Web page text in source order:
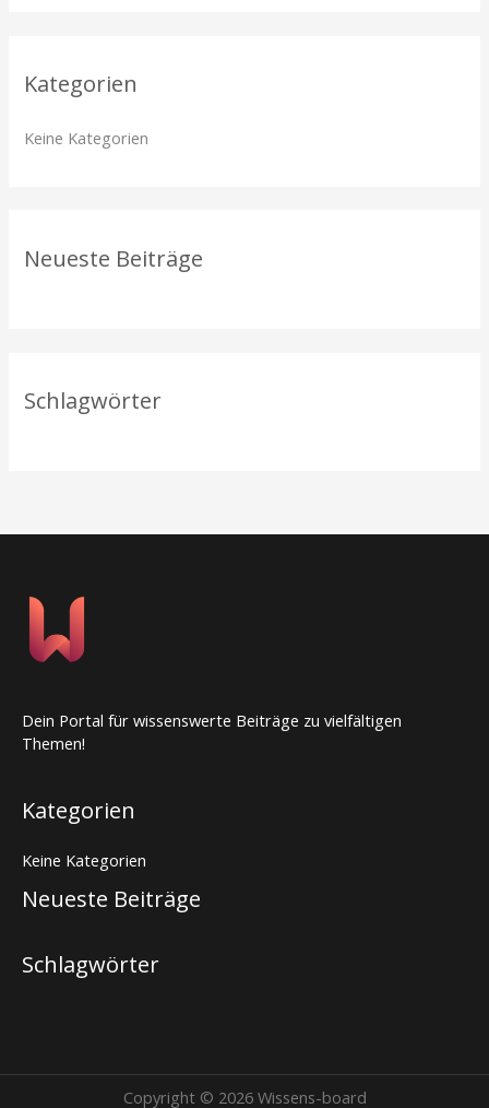
e
n
Kategorien
Keine Kategorien
Neueste Beiträge
Schlagwörter
Dein Portal für wissenswerte Beiträge zu vielfältigen
Themen!
Kategorien
Keine Kategorien
Neueste Beiträge
Schlagwörter
Copyright © 2026 Wissens-board